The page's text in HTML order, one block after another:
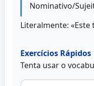
Nominativo/
Literalmente:
Exercícios Rápidos
Tenta usar o